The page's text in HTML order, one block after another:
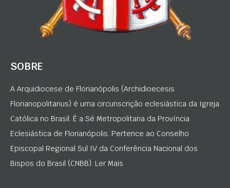
SOBRE
A Arquidiocese de Florianópolis (Archidioecesis
Florianopolitanus) é uma circunscrição eclesiástica da Igreja
Católica no Brasil. É a Sé Metropolitana da Província
Eclesiástica de Florianópolis. Pertence ao Conselho
Episcopal Regional Sul IV da Conferência Nacional dos
Bispos do Brasil (CNBB). Ler Mais